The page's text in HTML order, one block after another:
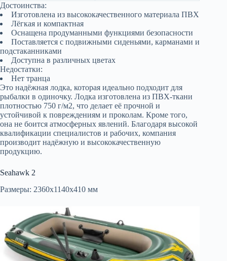
Достоинства:
Изготовлена из высококачественного материала ПВХ
Лёгкая и компактная
Оснащена продуманными функциями безопасности
Поставляется с подвижными сиденьями, карманами и
подстаканниками
Доступна в различных цветах
Недостатки:
Нет транца
Это надёжная лодка, которая идеально подходит для
рыбалки в одиночку. Лодка изготовлена из ПВХ-ткани
плотностью 750 г/м2, что делает её прочной и
устойчивой к повреждениям и проколам. Кроме того,
она не боится атмосферных явлений. Благодаря высокой
квалификации специалистов и рабочих, компания
производит надёжную и высококачественную
продукцию.
Seahawk 2
Размеры: 2360х1140х410 мм